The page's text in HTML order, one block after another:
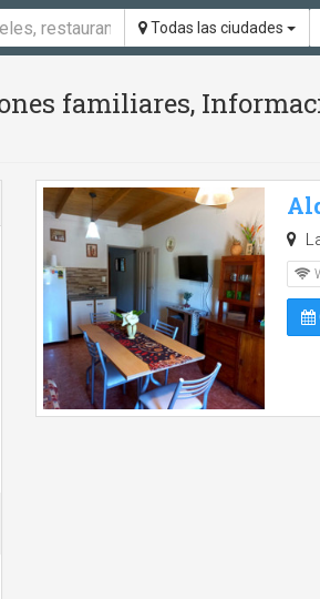
Todas las ciudades
familiares,